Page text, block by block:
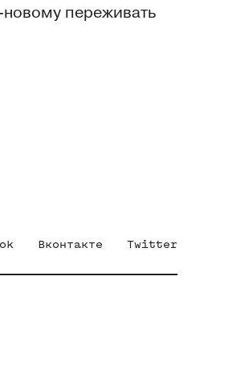
переживать
Вконтакте Twitter